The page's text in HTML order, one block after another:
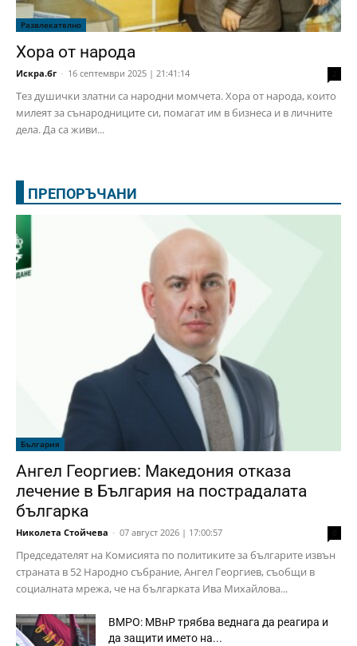
Развлекателно
Хора от народа
Искра.бг - 16 септември 2025 | 21:41:14
Тез душички златни са народни момчета. Хора от народа, които
милеят за сънародниците си, помагат им в бизнеса и в личните
дела. Да са живи...
ПРЕПОРЪЧАНИ
България
Ангел Георгиев: Македония отказа
лечение в България на пострадалата
българка
Николета Стойчева - 07 август 2026 | 17:00:57
Председателят на Комисията по политиките за българите извън
страната в 52 Народно събрание, Ангел Георгиев, съобщи в
социалната мрежа, че на българката Ива Михайлова...
ВМРО: МВнР трябва веднага да реагира и
да защити името на...